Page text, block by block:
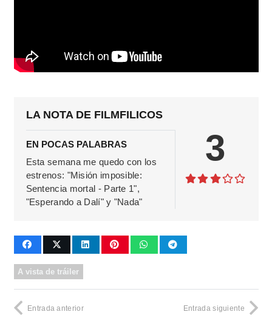
LA NOTA DE FILMFILICOS
EN POCAS PALABRAS
Esta semana me quedo con los
estrenos: "Misión imposible:
Sentencia mortal - Parte 1",
"Esperando a Dalí" y "Nada"
3
A vista de tráiler
Entrada anterior Entrada siguiente